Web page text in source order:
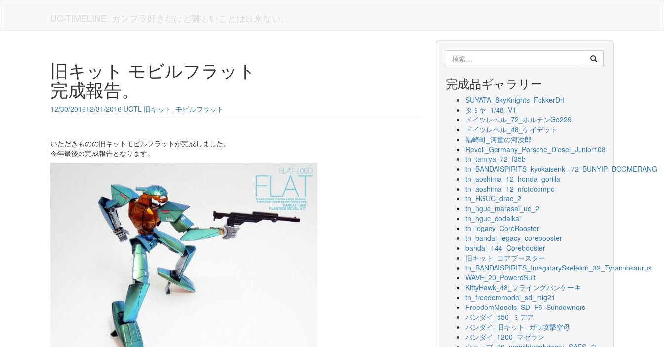
UC-TIMELINE. ガンプラ好きだけど難しいことは出来ない。
旧キット モビルフラット
完成報告。
12/30/201612/31/2016 UCTL 旧キット_モビルフラット
いただきものの旧キットモビルフラットが完成しました。
今年最後の完成報告となります。
索:
完成品ギャラリー
SUYATA_SkyKnights_FokkerDrI
タミヤ_1/48_V1
ドイツレベル_72_ホルテンGo229
ドイツレベル_48_ケイデット
福崎町_河童の河次郎
Revell_Germany_Porsche_Diesel_Junior108
tn_tamiya_72_f35b
tn_BANDAISPIRITS_kyokaisenki_72_BUNYIP_BOOMERANG
tn_aoshima_12_honda_gorilla
tn_aoshima_12_motocompo
tn_HGUC_drac_2
tn_hguc_marasai_uc_2
tn_hguc_dodaikai
tn_legacy_CoreBooster
tn_bandai_legacy_corebooster
bandai_144_Corebooster
旧キット_コアブースター
tn_BANDAISPIRITS_ImaginarySkeleton_32_Tyrannosaurus
WAVE_20_PowerdSuit
KittyHawk_48_フライングパンケーキ
tn_freedommodel_sd_mig21
FreedomModels_SD_F5_Sundowners
バンダイ_550_ミデア
バンダイ_旧キット_ガウ攻撃空母
バンダイ_1200_マゼラン